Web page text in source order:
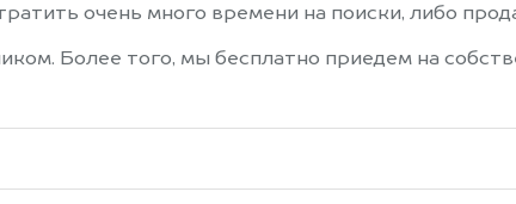
очень много времени на поиски, либо
Более того, мы бесплатно приедем на